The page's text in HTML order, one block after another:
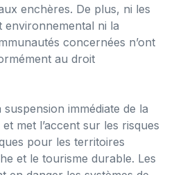
enchères. De plus, ni les
environnemental ni la
concernées n’ont
au droit
suspension immédiate de la
met l’accent sur les risques
pour les territoires
et le tourisme durable. Les